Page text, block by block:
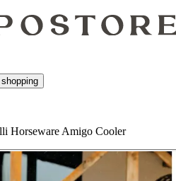
Horseware Amigo Cooler